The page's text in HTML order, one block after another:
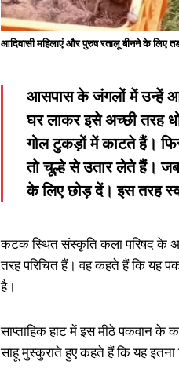
आदिवासी महिलाएं और पुरुष रतालू बीनने के लिए
आसपास के जंगलों में उन्हें
घर लाकर इसे अच्छी तरह
गोल टुकड़ों में काटते हैं।
तो चूल्हे से उतार लेते हैं।
के लिए छोड़ दें। इस तरह
कटक स्थित संस्कृति कला परिषद के
तरह परिचित हैं। वह कहते हैं कि यह
है।
साप्ताहिक हाट में इस मीठे पकवान के
साहू मुस्कुराते हुए कहते हैं कि यह